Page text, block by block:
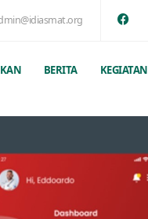
BERITA KEGIATAN